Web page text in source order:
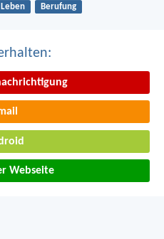
Leben Berufung
Webseite